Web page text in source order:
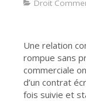
Droit
Une relation
rompue sans
commerciale
d’un contrat
fois suivie et